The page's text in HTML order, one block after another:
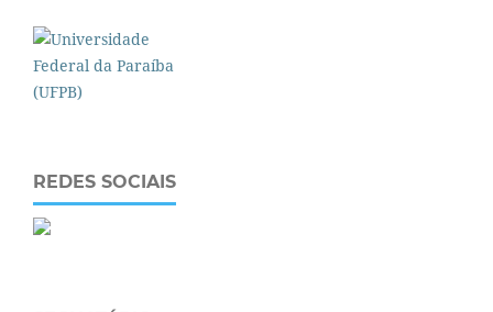
REDES SOCIAIS